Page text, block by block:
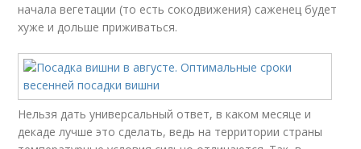
начала вегетации (то есть сокодвижения) саженец будет
хуже и дольше приживаться.
Нельзя дать универсальный ответ, в каком месяце и
декаде лучше это сделать, ведь на территории страны